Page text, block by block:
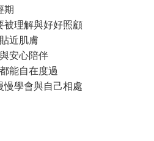
期
被理解與好好照顧
近肌膚
安心陪伴
能自在度過
慢學會與自己相處